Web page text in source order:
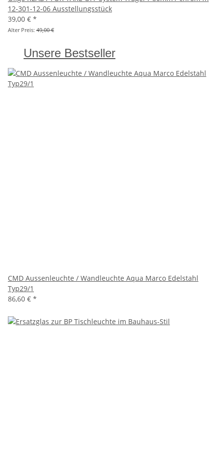
12-301-12-06 Ausstellungsstück
39,00 € *
Alter Preis: 49,00 €
Unsere Bestseller
CMD Aussenleuchte / Wandleuchte Aqua Marco Edelstahl
Typ29/1
86,60 € *